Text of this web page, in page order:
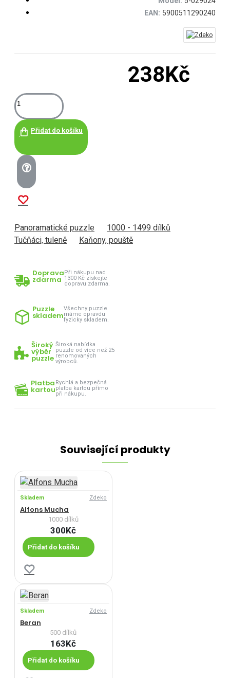
238Kč
EAN: 5900511290240
Přidat do košíku
Panoramatické puzzle
1000 - 1499 dílků
Tučňáci, tuleně
Kaňony, pouště
Doprava
zdarma
Při nákupu nad
1300 Kč získejte
dopravu zdarma.
Puzzle
skladem
Všechny puzzle
máme opravdu
fyzicky skladem.
Široký
výběr
puzzle
Široká nabídka
puzzle od více než 25
renomovaných
výrobců.
Platba
kartou
Rychlá a bezpečná
platba kartou přímo
při nákupu.
Související produkty
Skladem Zdeko
Alfons Mucha
1000 dílků
300Kč
Přidat do košíku
Skladem Zdeko
Beran
500 dílků
163Kč
Přidat do košíku